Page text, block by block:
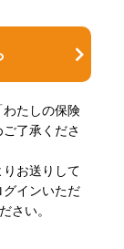
たしの保険
了承くださ
お送りして
インいただ
さい。